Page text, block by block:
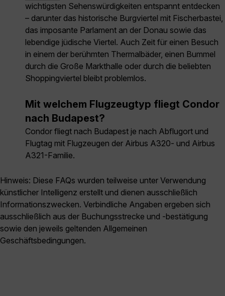
wichtigsten Sehenswürdigkeiten entspannt entdecken
– darunter das historische Burgviertel mit Fischerbastei,
das imposante Parlament an der Donau sowie das
lebendige jüdische Viertel. Auch Zeit für einen Besuch
in einem der berühmten Thermalbäder, einen Bummel
durch die Große Markthalle oder durch die beliebten
Shoppingviertel bleibt problemlos.
Mit welchem Flugzeugtyp fliegt Condor
nach Budapest?
Condor fliegt nach Budapest je nach Abflugort und
Flugtag mit Flugzeugen der Airbus A320- und Airbus
A321-Familie.
Hinweis: Diese FAQs wurden teilweise unter Verwendung
künstlicher Intelligenz erstellt und dienen ausschließlich
Informationszwecken. Verbindliche Angaben ergeben sich
ausschließlich aus der Buchungsstrecke und -bestätigung
sowie den jeweils geltenden Allgemeinen
Geschäftsbedingungen.